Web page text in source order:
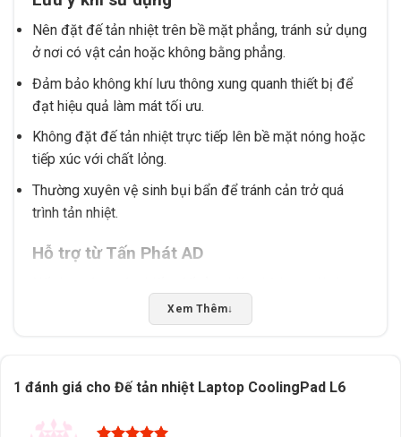
Nên đặt đế tản nhiệt trên bề mặt phẳng, tránh sử dụng
ở nơi có vật cản hoặc không bằng phẳng.
Đảm bảo không khí lưu thông xung quanh thiết bị để
đạt hiệu quả làm mát tối ưu.
Không đặt đế tản nhiệt trực tiếp lên bề mặt nóng hoặc
tiếp xúc với chất lỏng.
Thường xuyên vệ sinh bụi bẩn để tránh cản trở quá
trình tản nhiệt.
Hỗ trợ từ Tấn Phát AD
cầu sử dụng, Tấn Phát AD sẵn sàng tư vấn chọn sản
phẩm đúng tiêu chí. Chúng tôi hỗ trợ kiểm tra tương
tình!
Xem Thêm↓
1 đánh giá cho Đế tản nhiệt Laptop CoolingPad L6